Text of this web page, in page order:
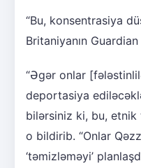
“Bu, konsentrasiya
Britaniyanın
“Əgər onlar
deportasiya
bilərsiniz ki, bu, etnik
o bildirib. “Onlar
‘təmizləməyi’